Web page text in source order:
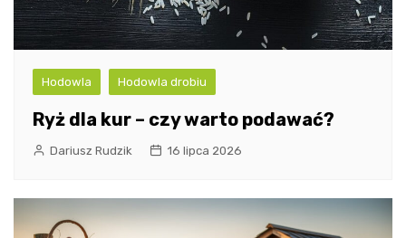
Hodowla Hodowla drobiu
Ryż dla kur – czy warto podawać?
Dariusz Rudzik 16 lipca 2026